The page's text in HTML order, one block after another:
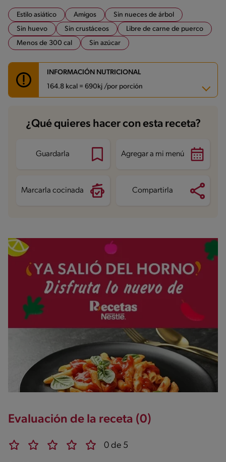
Estilo asiático Amigos
Sin nueces de árbol
Sin huevo
Sin crustáceos
Libre de carne de puerco
Menos de 300 cal
Sin azúcar
INFORMACIÓN NUTRICIONAL
164.8 kcal = 690kj /por porción
Carbohidratos 4 g
Energía 164.8 kcal
Proteína
Grasas saturadas 4.7 g
¿Qué quieres hacer con esta receta?
Guardarla Agregar a mi menú
Marcarla cocinada Compartirla
Evaluación de la receta (0)
0 de 5